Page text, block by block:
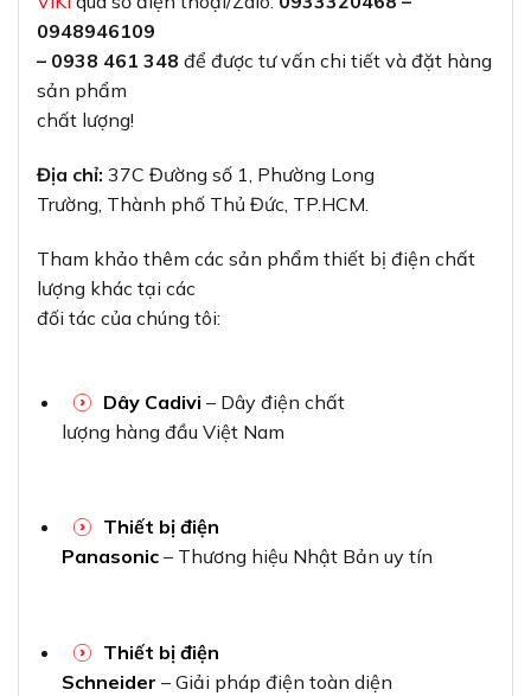
0948946109
– 0938 461 348 để được tư vấn chi tiết và đặt hàng
sản phẩm
chất lượng!
Địa chỉ: 37C Đường số 1, Phường Long
Trường, Thành phố Thủ Đức, TP.HCM.
Tham khảo thêm các sản phẩm thiết bị điện chất
lượng khác tại các
đối tác của chúng tôi:
Dây Cadivi – Dây điện chất
lượng hàng đầu Việt Nam
Thiết bị điện
Panasonic– Thương hiệu Nhật Bản uy tín
Thiết bị điện
Schneider – Giải pháp điện toàn diện